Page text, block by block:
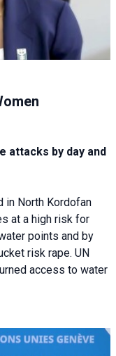
attacks by day and
in North Kordofan
at a high risk for
points and by
risk rape. UN
access to water